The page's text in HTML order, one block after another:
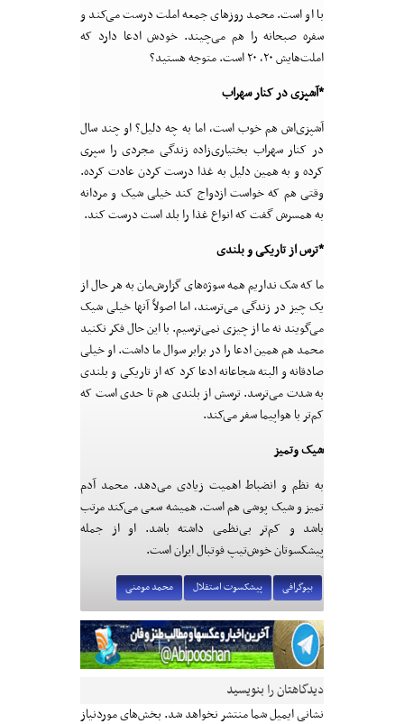
با او است. محمد روز‌های جمعه املت درست می‌کند و
سفره صبحانه را هم می‌چیند. خودش ادعا دارد که
املت‌هایش ۲۰، ۲۰ است. متوجه هستید؟
*آشپزی در کنار سهراب
آشپزی‌اش هم خوب است، اما به چه دلیل؟ او چند سال
در کنار سهراب بختیاری‌زاده زندگی مجردی را سپری
کرده و به همین دلیل به غذا درست کردن عادت کرده.
وقتی هم که خواست ازدواج کند خیلی شیک و مردانه
به همسرش گفت که انواع غذا را بلد است درست کند.
*ترس از تاریکی و بلندی
ما که شک نداریم همه سوژه‌های گزارش‌مان به هر حال از
یک چیز در زندگی می‌ترسند، اما اصولاً آنها خیلی شیک
می‌گویند نه ما از چیزی نمی‌ترسیم. با این حال فکر نکنید
محمد هم همین ادعا را در برابر سوال ما داشت. او خیلی
صادقانه و البته شجاعانه ادعا کرد که از تاریکی و بلندی
به شدت می‌ترسد. ترسش از بلندی هم تا حدی است که
کم‌تر با هواپیما سفر می‌کند.
شیک وتمیز
به نظم و انضباط اهمیت زیادی می‌دهد. محمد آدم
تمیز و شیک پوشی هم است. همیشه سعی می‌کند مرتب
باشد و کم‌تر بی‌نظمی داشته باشد. او از جمله
پیشکسوتان خوش‌تیپ فوتبال ایران است.
بیوگرافی پیشکسوت استقلال محمد مومنی
دیدگاهتان را بنویسید
نشانی ایمیل شما منتشر نخواهد شد. بخش‌های موردنیاز